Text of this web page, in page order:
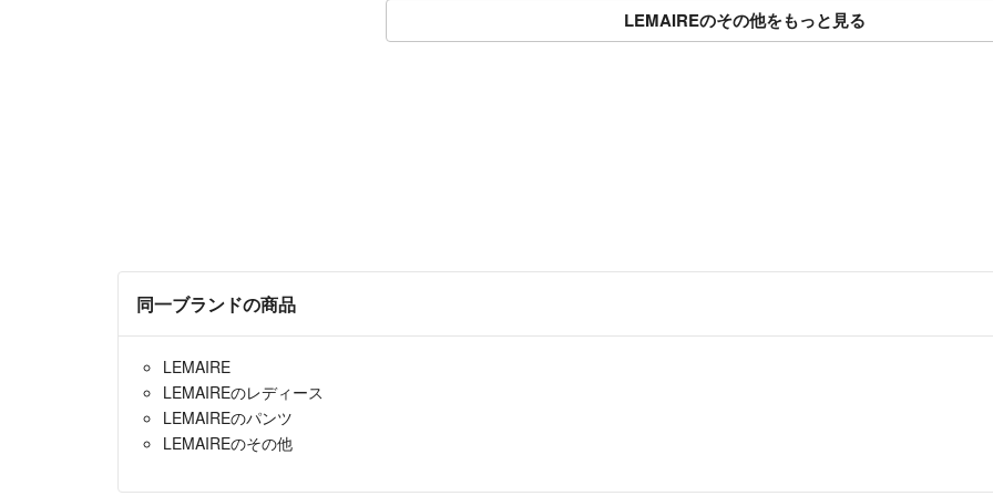
△発送は設定し
LEMAIREのその他をもっと見る
同一ブランドの商品
LEMAIRE
LEMAIREのレディース
LEMAIREのパンツ
LEMAIREのその他